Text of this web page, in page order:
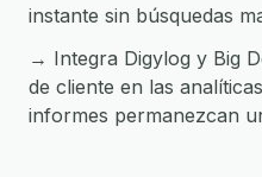
instante sin búsquedas
→ Integra Digylog y Big
de cliente en las
informes permanezcan